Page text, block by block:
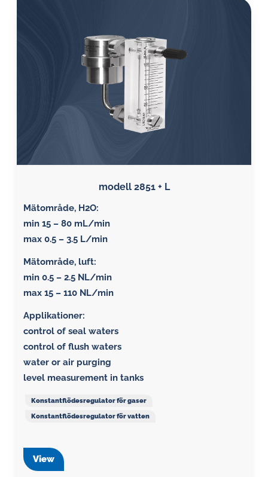
modell 2851 + L
Mätområde, H2O:
min 15 – 80 mL/min
max 0.5 – 3.5 L/min
Mätområde, luft:
min 0.5 – 2.5 NL/min
max 15 – 110 NL/min
Applikationer:
control of seal waters
control of flush waters
water or air purging
level measurement in tanks
Konstantflödesregulator för gaser
Konstantflödesregulator för vatten
View